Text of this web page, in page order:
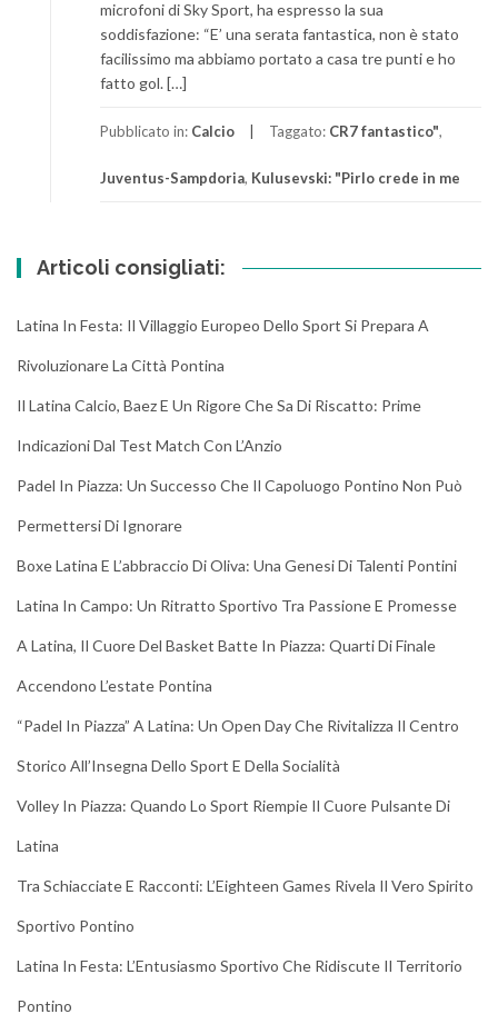
microfoni di Sky Sport, ha espresso la sua
soddisfazione: “E’ una serata fantastica, non è stato
facilissimo ma abbiamo portato a casa tre punti e ho
fatto gol. […]
Pubblicato in: Calcio Taggato: CR7 fantastico",
Juventus-Sampdoria, Kulusevski: "Pirlo crede in me
Articoli consigliati:
Latina In Festa: Il Villaggio Europeo Dello Sport Si Prepara A
Rivoluzionare La Città Pontina
Il Latina Calcio, Baez E Un Rigore Che Sa Di Riscatto: Prime
Indicazioni Dal Test Match Con L’Anzio
Padel In Piazza: Un Successo Che Il Capoluogo Pontino Non Può
Permettersi Di Ignorare
Boxe Latina E L’abbraccio Di Oliva: Una Genesi Di Talenti Pontini
Latina In Campo: Un Ritratto Sportivo Tra Passione E Promesse
A Latina, Il Cuore Del Basket Batte In Piazza: Quarti Di Finale
Accendono L’estate Pontina
“Padel In Piazza” A Latina: Un Open Day Che Rivitalizza Il Centro
Storico All’Insegna Dello Sport E Della Socialità
Volley In Piazza: Quando Lo Sport Riempie Il Cuore Pulsante Di
Latina
Tra Schiacciate E Racconti: L’Eighteen Games Rivela Il Vero Spirito
Sportivo Pontino
Latina In Festa: L’Entusiasmo Sportivo Che Ridiscute Il Territorio
Pontino